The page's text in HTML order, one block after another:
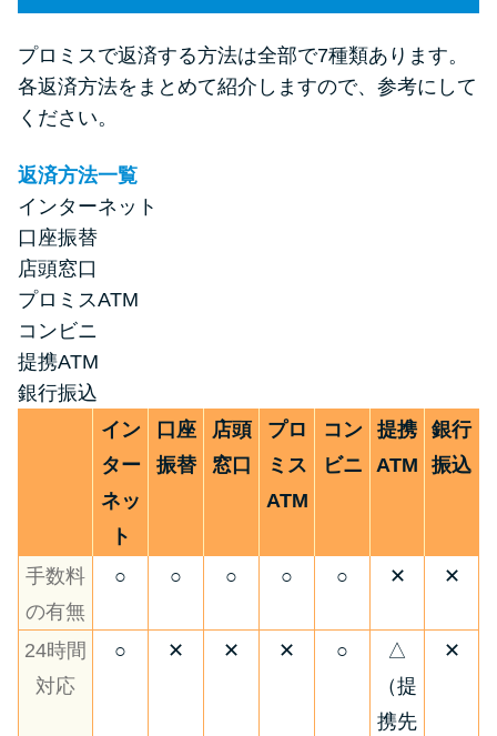
プロミスで返済する方法は全部で7種類あります。
各返済方法をまとめて紹介しますので、参考にして
ください。
返済方法一覧
インターネット
口座振替
店頭窓口
プロミスATM
コンビニ
提携ATM
銀行振込
イン
ター
ネッ
ト
口座
振替
店頭
窓口
プロ
ミス
ATM
コン
ビニ
提携
ATM
銀行
振込
手数料
の有無
○ ○ ○ ○ ○ ✕ ✕
24時間
対応
○ ✕ ✕ ✕ ○
△
（提
携先
✕